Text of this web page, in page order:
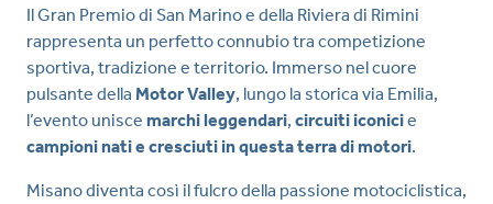
Il Gran Premio di San Marino e della Riviera di Rimini
rappresenta un perfetto connubio tra competizione
sportiva, tradizione e territorio. Immerso nel cuore
pulsante della Motor Valley, lungo la storica via Emilia,
l’evento unisce marchi leggendari, circuiti iconicie
campioni nati e cresciuti in questa terra di motori.
Misano diventa così il fulcro della passione motociclistica,